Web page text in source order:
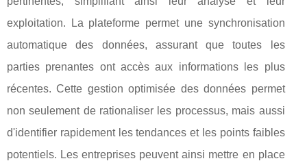
exploitation. La plateforme permet une synchronisation
automatique des données, assurant que toutes les
parties prenantes ont accès aux informations les plus
récentes. Cette gestion optimisée des données permet
non seulement de rationaliser les processus, mais aussi
d'identifier rapidement les tendances et les points faibles
potentiels. Les entreprises peuvent ainsi mettre en place